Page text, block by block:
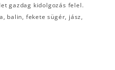
gazdag kidolgozás felel.
balin, fekete sügér, jász,